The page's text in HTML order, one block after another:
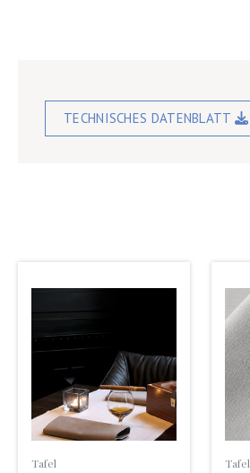
TECHNISCHES DATENBLATT
Tafel Tafel